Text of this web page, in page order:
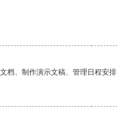
档、制作演示文稿、管理日程安排